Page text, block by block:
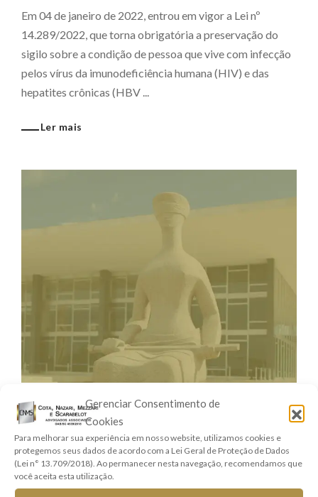
Gerenciar Consentimento de
Cookies
Para melhorar sua experiência em nosso website, utilizamos cookies e
protegemos seus dados de acordo com a Lei Geral de Proteção de Dados
(Lei n° 13.709/2018). Ao permanecer nesta navegação, recomendamos que
você aceita esta utilização.
Em 04 de janeiro de 2022, entrou em vigor a Lei nº
14.289/2022, que torna obrigatória a preservação do
sigilo sobre a condição de pessoa que vive com infecção
pelos vírus da imunodeficiência humana (HIV) e das
hepatites crônicas (HBV ...
Ler mais
26 DE JANEIRO DE 2021
Nova Súmula do STJ permite
herdeiros pleitearem danos
morais.